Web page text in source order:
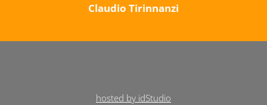
Claudio Tirinnanzi
hosted by idStudio